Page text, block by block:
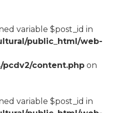
variable $post_id in
public_html/web-
content.phpon
variable $post_id in